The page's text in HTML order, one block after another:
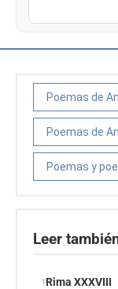
Poemas de
Poemas de
Poemas y
Leer
Rima XXXVIII